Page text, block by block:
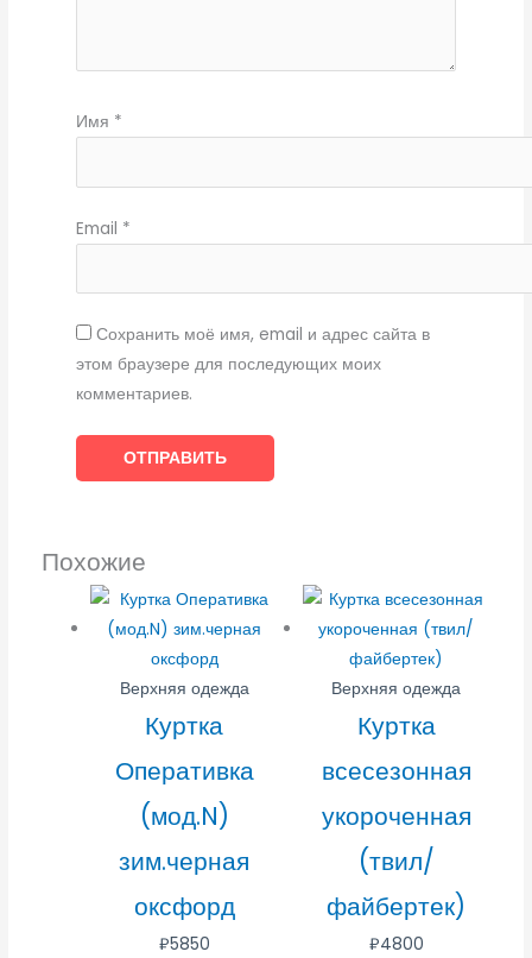
Имя *
Email *
Сохранить моё имя, email и адрес сайта в
этом браузере для последующих моих
комментариев.
Похожие
Верхняя одежда
Куртка
Оперативка
(мод.N)
зим.черная
оксфорд
₽5850
Верхняя одежда
Куртка
всесезонная
укороченная
(твил/
файбертек)
₽4800